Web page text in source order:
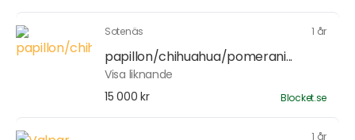
Sotenäs 1 år
papillon/chihuahua/pomerani...
Visa liknande
15 000 kr
Blocket.se
1 år